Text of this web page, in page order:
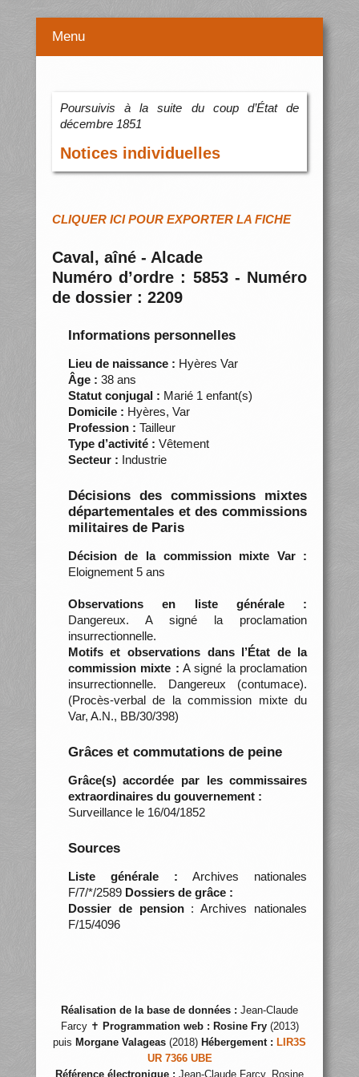
Menu
Poursuivis à la suite du coup d’État de
décembre 1851
Notices individuelles
CLIQUER ICI POUR EXPORTER LA FICHE
Caval, aîné - Alcade
Numéro d’ordre : 5853 - Numéro
de dossier : 2209
Informations personnelles
Lieu de naissance : Hyères Var
Âge : 38 ans
Statut conjugal : Marié 1 enfant(s)
Domicile : Hyères, Var
Profession : Tailleur
Type d’activité : Vêtement
Secteur : Industrie
Décisions des commissions mixtes
départementales et des commissions
militaires de Paris
Décision de la commission mixte Var :
Eloignement 5 ans
Observations en liste générale :
Dangereux. A signé la proclamation
insurrectionnelle.
Motifs et observations dans l’État de la
commission mixte : A signé la proclamation
insurrectionnelle. Dangereux (contumace).
(Procès-verbal de la commission mixte du
Var, A.N., BB/30/398)
Grâces et commutations de peine
Grâce(s) accordée par les commissaires
extraordinaires du gouvernement :
Surveillance le 16/04/1852
Sources
Liste générale : Archives nationales
F/7/*/2589 Dossiers de grâce :
Dossier de pension: Archives nationales
F/15/4096
Réalisation de la base de données : Jean-Claude
Farcy ✝ Programmation web : Rosine Fry(2013)
puis Morgane Valageas (2018) Hébergement : LIR3S
UR 7366 UBE
Référence électronique : Jean-Claude Farcy, Rosine